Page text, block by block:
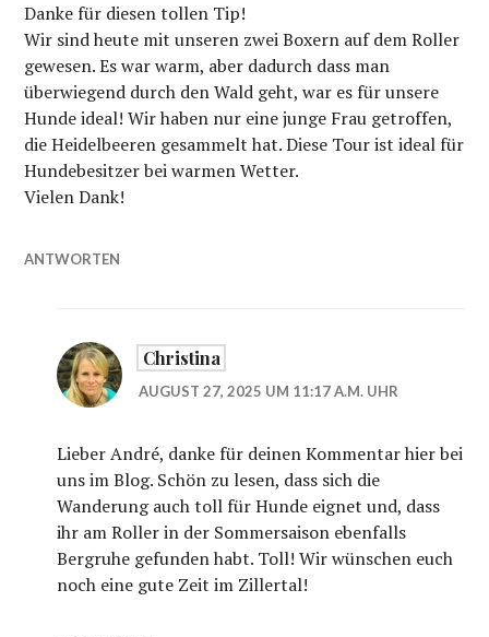
Danke für diesen tollen Tip!
Wir sind heute mit unseren zwei Boxern auf dem Roller
gewesen. Es war warm, aber dadurch dass man
überwiegend durch den Wald geht, war es für unsere
Hunde ideal! Wir haben nur eine junge Frau getroffen,
die Heidelbeeren gesammelt hat. Diese Tour ist ideal für
Hundebesitzer bei warmen Wetter.
Vielen Dank!
ANTWORTEN
Christina
AUGUST 27, 2025 UM 11:17 A.M. UHR
Lieber André, danke für deinen Kommentar hier bei
uns im Blog. Schön zu lesen, dass sich die
Wanderung auch toll für Hunde eignet und, dass
ihr am Roller in der Sommersaison ebenfalls
Bergruhe gefunden habt. Toll! Wir wünschen euch
noch eine gute Zeit im Zillertal!